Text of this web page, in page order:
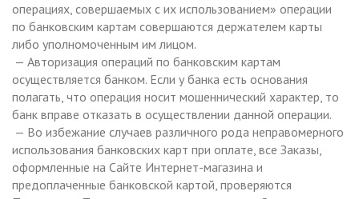
операциях, совершаемых с их использованием» операции
по банковским картам совершаются держателем карты
либо уполномоченным им лицом.
— Авторизация операций по банковским картам
осуществляется банком. Если у банка есть основания
полагать, что операция носит мошеннический характер, то
банк вправе отказать в осуществлении данной операции.
— Во избежание случаев различного рода неправомерного
использования банковских карт при оплате, все Заказы,
оформленные на Сайте Интернет-магазина и
предоплаченные банковской картой, проверяются